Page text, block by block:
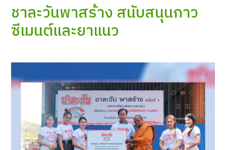
ชาละวันพาสร้าง สนับสนุนกาว
ซีเมนต์และยาแนว